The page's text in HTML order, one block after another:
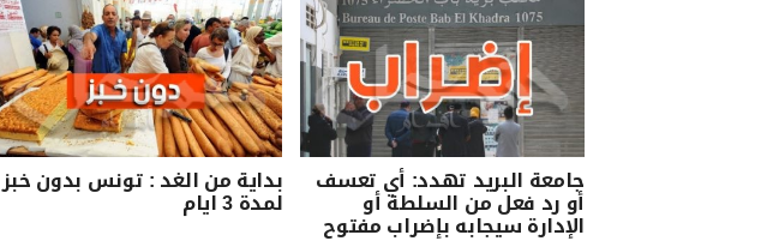
جامعة البريد تهدد: أي تعسف
أو رد فعل من السلطة أو
الإدارة سيجابه بإضراب مفتوح
بداية من الغد : تونس بدون خبز
لمدة 3 ايام